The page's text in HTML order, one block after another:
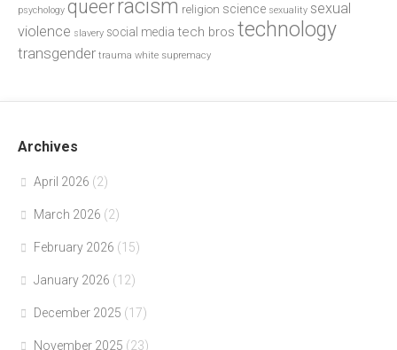
psychology queerracism religion science sexuality sexual
violence slavery social media tech bros technology
transgender trauma white supremacy
Archives
April 2026 (2)
March 2026 (2)
February 2026 (15)
January 2026 (12)
December 2025 (17)
November 2025 (23)